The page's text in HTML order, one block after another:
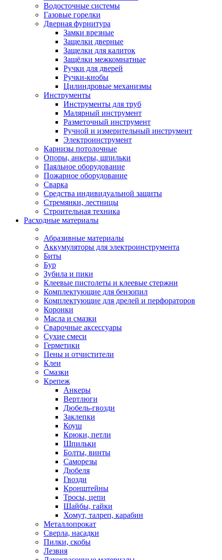
Водосточные системы
Газовые горелки
Дверная фурнитура
Замки врезные
Защелки дверные
Защелки для калиток
Защёлки межкомнатные
Ручки для дверей
Ручки-кнобы
Цилиндровые механизмы
Инструменты
Инструменты для труб
Малярный инструмент
Разметочный инструмент
Ручной и измерительный инструмент
Электроинструмент
Карнизы потолочные
Опоры, анкеры, шпильки
Паяльное оборудование
Пожарное оборудование
Сварка
Средства индивидуальной защиты
Стремянки, лестницы
Строительная техника
Расходные материалы
Абразивные материалы
Аккумуляторы для электроинструмента
Биты
Бур
Зубила и пики
Клеевые пистолеты и клеевые стержни
Комплектующие для бензопил
Комплектующие для дрелей и перфораторов
Коронки
Масла и смазки
Сварочные аксессуары
Сухие смеси
Герметики
Пены и отчистители
Клеи
Смазки
Крепеж
Анкеры
Вертлюги
Дюбель-гвозди
Заклепки
Коуш
Крюки, петли
Шпильки
Болты, винты
Саморезы
Дюбеля
Гвозди
Кронштейны
Тросы, цепи
Шайбы, гайки
Хомут, талреп, карабин
Металлопрокат
Сверла, насадки
Пилки, скобы
Лезвия